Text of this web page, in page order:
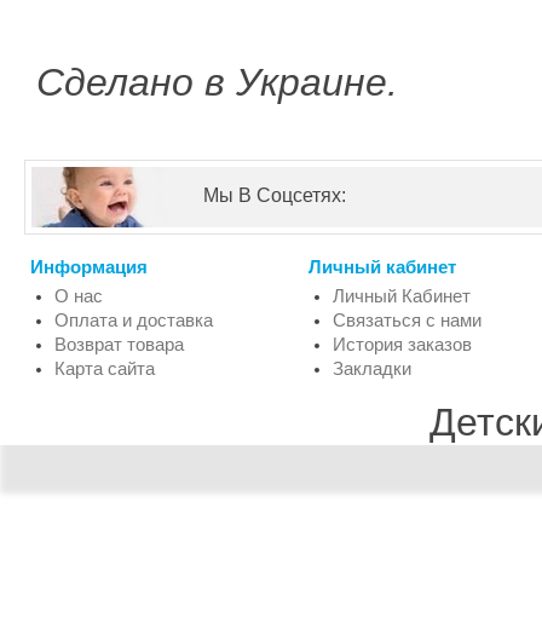
Сделано в Украине.
Мы В Соцсетях:
Информация
О нас
Оплата и доставка
Возврат товара
Карта сайта
Личный кабинет
Личный Кабинет
Связаться с нами
История заказов
Закладки